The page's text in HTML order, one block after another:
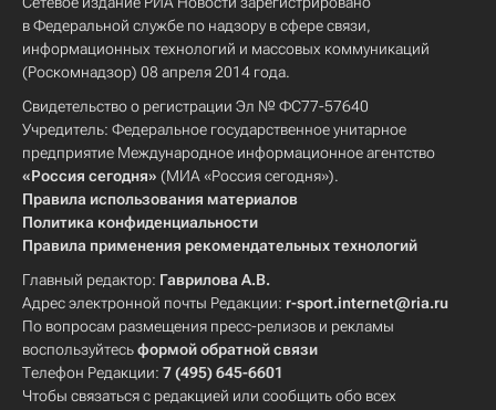
в Федеральной службе по надзору в сфере связи,
информационных технологий и массовых коммуникаций
(Роскомнадзор) 08 апреля 2014 года.
Свидетельство о регистрации Эл № ФС77-57640
Учредитель: Федеральное государственное унитарное
предприятие Международное информационное агентство
«Россия сегодня» (МИА «Россия сегодня»).
Правила использования материалов
Политика конфиденциальности
Правила применения рекомендательных технологий
Главный редактор: Гаврилова А.В.
Адрес электронной почты Редакции: r-sport.internet@ria.ru
По вопросам размещения пресс-релизов и рекламы
воспользуйтесьформой обратной связи
Телефон Редакции: 7 (495) 645-6601
Чтобы связаться с редакцией или сообщить обо всех